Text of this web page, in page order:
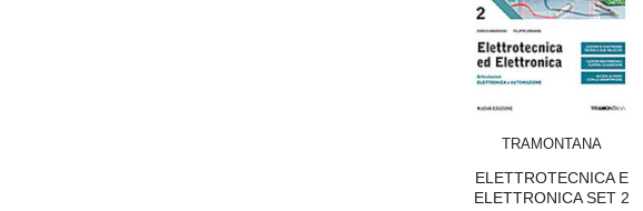
TRAMONTANA
ELETTROTECNICA E
ELETTRONICA SET 2